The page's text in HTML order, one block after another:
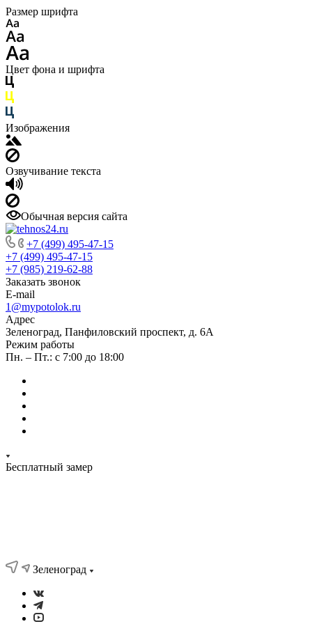
Размер шрифта
Цвет фона и шрифта
Изображения
Озвучивание текста
Обычная версия сайта
+7 (499) 495-47-15
+7 (499) 495-47-15
+7 (985) 219-62-88
Заказать звонок
E-mail
1@mypotolok.ru
Адрес
Зеленоград, Панфиловский проспект, д. 6А
Режим работы
Пн. – Пт.: с 7:00 до 18:00
Бесплатный замер
Зеленоград